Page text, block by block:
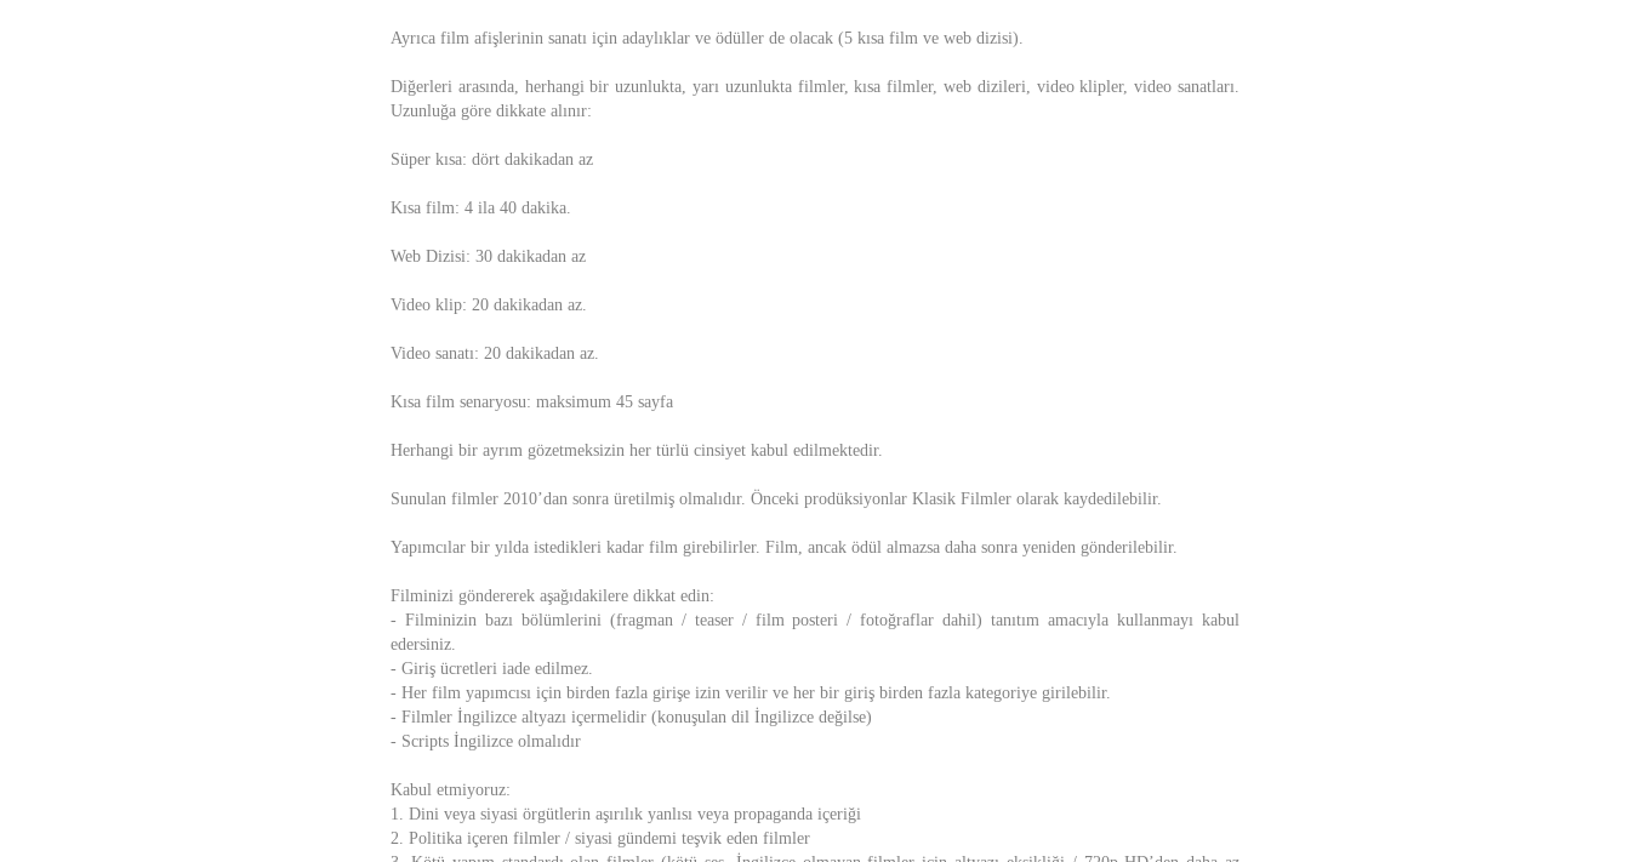
Ayrıca film afişlerinin sanatı için adaylıklar ve ödüller de olacak (5 kısa film ve web dizisi).
Diğerleri arasında, herhangi bir uzunlukta, yarı uzunlukta filmler, kısa filmler, web dizileri, video klipler, video sanatları.
Uzunluğa göre dikkate alınır:
Süper kısa: dört dakikadan az
Kısa film: 4 ila 40 dakika.
Web Dizisi: 30 dakikadan az
Video klip: 20 dakikadan az.
Video sanatı: 20 dakikadan az.
Kısa film senaryosu: maksimum 45 sayfa
Herhangi bir ayrım gözetmeksizin her türlü cinsiyet kabul edilmektedir.
Sunulan filmler 2010’dan sonra üretilmiş olmalıdır. Önceki prodüksiyonlar Klasik Filmler olarak kaydedilebilir.
Yapımcılar bir yılda istedikleri kadar film girebilirler. Film, ancak ödül almazsa daha sonra yeniden gönderilebilir.
Filminizi göndererek aşağıdakilere dikkat edin:
- Filminizin bazı bölümlerini (fragman / teaser / film posteri / fotoğraflar dahil) tanıtım amacıyla kullanmayı kabul
edersiniz.
- Giriş ücretleri iade edilmez.
- Her film yapımcısı için birden fazla girişe izin verilir ve her bir giriş birden fazla kategoriye girilebilir.
- Filmler İngilizce altyazı içermelidir (konuşulan dil İngilizce değilse)
- Scripts İngilizce olmalıdır
Kabul etmiyoruz:
1. Dini veya siyasi örgütlerin aşırılık yanlısı veya propaganda içeriği
2. Politika içeren filmler / siyasi gündemi teşvik eden filmler